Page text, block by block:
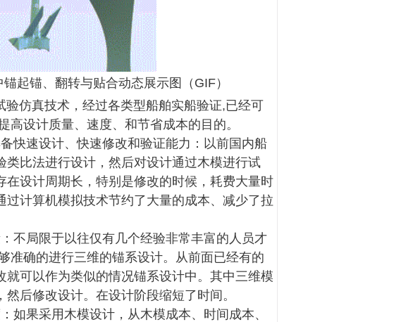
起锚、翻转与贴合动态展示图（GIF）
仿真技术，经过各类型船舶实船验证,已经可
高设计质量、速度、和节省成本的目的。
速设计、快速修改和验证能力：以前国内船
类比法进行设计，然后对设计通过木模进行试
设计周期长，特别是修改的时候，耗费大量时
计算机模拟技术节约了大量的成本、减少了拉
局限于以往仅有几个经验非常丰富的人员才
准确的进行三维的锚系设计。从前面已经有的
可以作为类似的情况锚系设计中。其中三维模
后修改设计。在设计阶段缩短了时间。
果采用木模设计，从木模成本、时间成本、